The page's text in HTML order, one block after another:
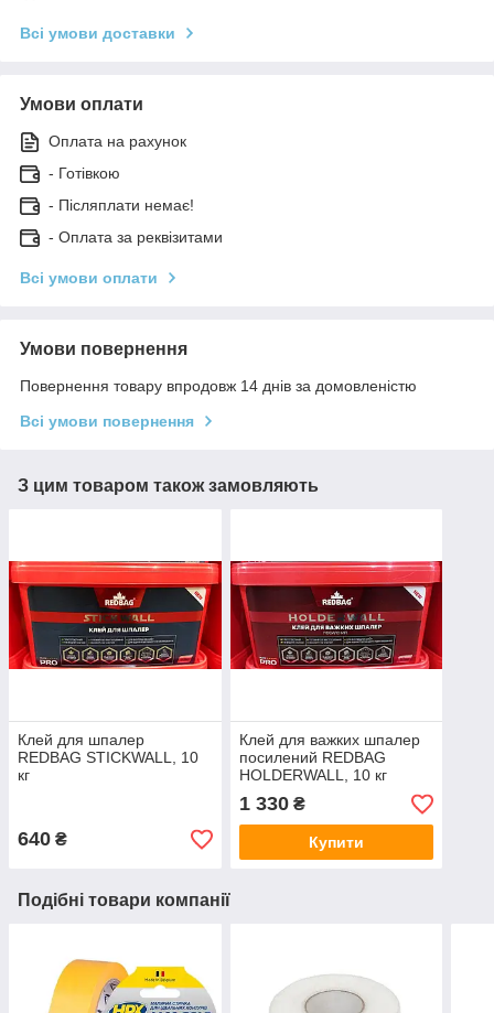
Всі умови доставки
Умови оплати
Оплата на рахунок
- Готівкою
- Післяплати немає!
- Оплата за реквізитами
Всі умови оплати
Умови повернення
Повернення товару впродовж 14 днів за домовленістю
Всі умови повернення
З цим товаром також замовляють
Клей для шпалер
REDBAG STICKWALL, 10
кг
640 ₴
Клей для важких шпалер
посилений REDBAG
HOLDERWALL, 10 кг
1 330₴
Купити
Подібні товари компанії